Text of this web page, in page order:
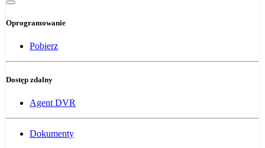
Oprogramowanie
Pobierz
Dostęp zdalny
Agent DVR
Dokumenty